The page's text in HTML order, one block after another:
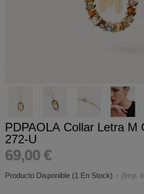
PDPAOLA Collar Letra M
272-U
69,00 €
Producto Disponible (1 En Stock) - (Imp.